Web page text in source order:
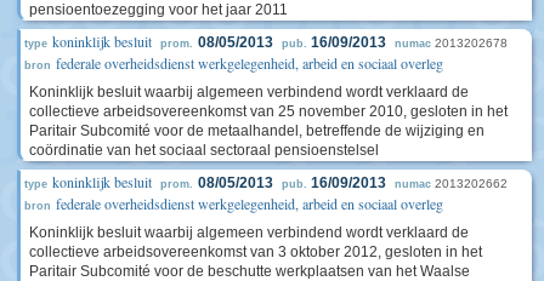
pensioentoezegging voor het jaar 2011
type koninklijk besluit prom. 08/05/2013 pub. 16/09/2013 numac 2013202678
bron federale overheidsdienst werkgelegenheid, arbeid en sociaal overleg
Koninklijk besluit waarbij algemeen verbindend wordt verklaard de
collectieve arbeidsovereenkomst van 25 november 2010, gesloten in het
Paritair Subcomité voor de metaalhandel, betreffende de wijziging en
coördinatie van het sociaal sectoraal pensioenstelsel
type koninklijk besluit prom. 08/05/2013 pub. 16/09/2013 numac 2013202662
bron federale overheidsdienst werkgelegenheid, arbeid en sociaal overleg
Koninklijk besluit waarbij algemeen verbindend wordt verklaard de
collectieve arbeidsovereenkomst van 3 oktober 2012, gesloten in het
Paritair Subcomité voor de beschutte werkplaatsen van het Waalse